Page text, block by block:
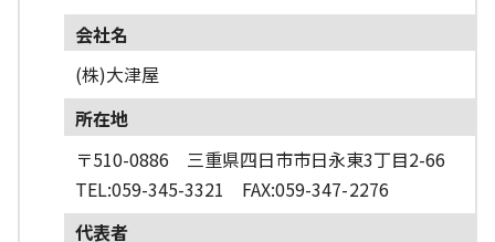
会社名
(株)大津屋
所在地
〒510-0886 三重県四日市市日永東3丁目2-66
TEL:059-345-3321 FAX:059-347-2276
代表者